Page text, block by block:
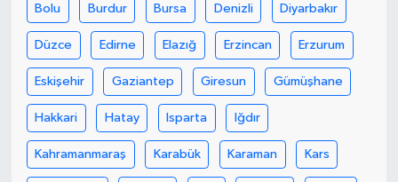
Bolu Burdur Bursa Denizli Diyarbakır
Düzce Edirne Elazığ Erzincan Erzurum
Eskişehir Gaziantep Giresun Gümüşhane
Hakkari Hatay Isparta Iğdır
Kahramanmaraş Karabük Karaman Kars